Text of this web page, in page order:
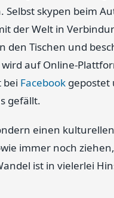
skypen beim
der Welt in
den Tischen und
auf Online-
bei Facebook gepostet
gefällt.
einen
immer noch
ist in vielerlei